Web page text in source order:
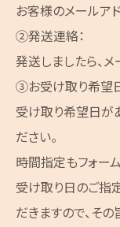
お客様のメールア
②発送連絡：
発送しましたら、
③お受け取り希望
受け取り希望日が
ださい。
時間指定もフォー
受け取り日のご指
だきますので、その